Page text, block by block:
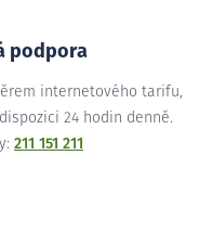
podpora
internetového tarifu,
24 hodin denně.
211 151 211